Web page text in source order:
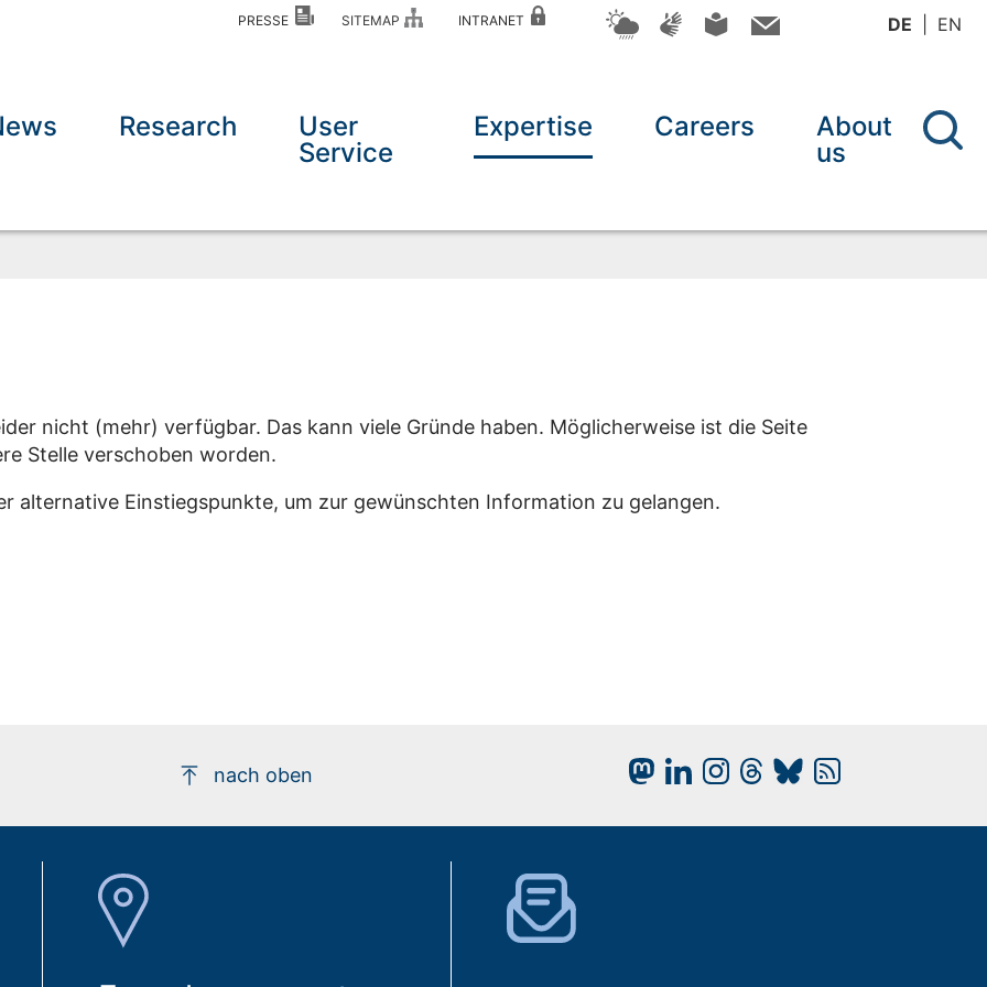
PRESSE SITEMAP INTRANET DE EN
Research
User
Service
Expertise Careers
About
us
nicht (mehr) verfügbar. Das kann viele Gründe haben. Möglicherweise ist die Seite
Stelle verschoben worden.
alternative Einstiegspunkte, um zur gewünschten Information zu gelangen.
nach oben